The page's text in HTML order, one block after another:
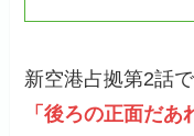
新空港占拠第2話
「後ろの正面だあ